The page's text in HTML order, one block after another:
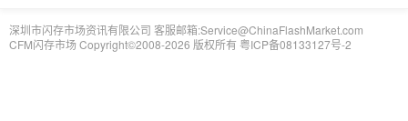
深圳市闪存市场资讯有限公司 客服邮箱:Service@ChinaFlashMarket.com
CFM闪存市场 Copyright©2008-2026 版权所有 粤ICP备08133127号-2